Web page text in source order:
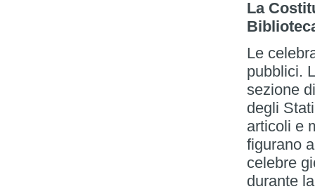
La
Le
pubblici.
sezione
degli
articoli e
figurano
celebre
durante